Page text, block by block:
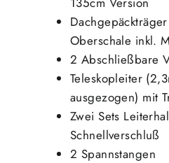
Oberschale inkl.
2 Abschließbare
Teleskopleiter
ausgezogen) mit
Zwei Sets
Schnellverschluß
2 Spannstangen